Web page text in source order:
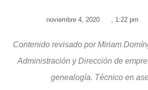
noviembre 4, 2020 1:22 pm
Contenido revisado por Miriam
Administración y Dirección de
genealogía. Técnico en